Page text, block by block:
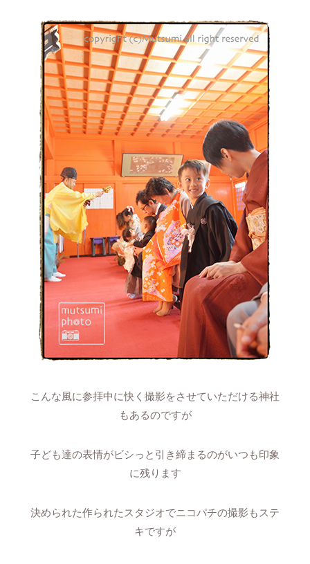
こんな風に参拝中に快く撮影をさせていただける神社
もあるのですが
子ども達の表情がビシっと引き締まるのがいつも印象
に残ります
決められた作られたスタジオでニコパチの撮影もステ
キですが